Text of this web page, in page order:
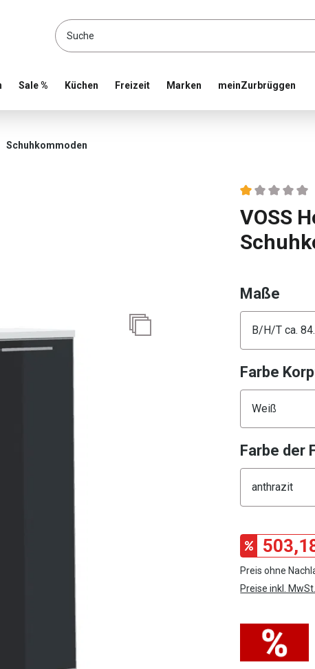
and shop online
Sale % Küchen Freizeit Marken meinZurbrüggen
Schuhkommoden
VOSS
Maße
Farbe
Farbe der
Preis ohne
Preise inkl.